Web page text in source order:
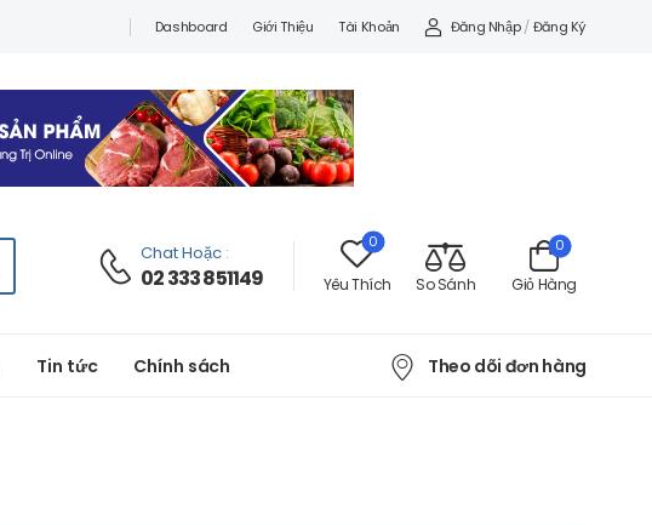
Dashboard Giới Thiệu Tài Khoản Đăng Nhập / Đăng Ký
Chat Hoặc :
02 333 851149
0
Yêu Thích So Sánh Giỏ Hàng
0
Tin tức Chính sách Theo dõi đơn hàng